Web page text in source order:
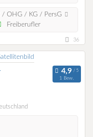
/ OHG / KG / PersG
Freiberufler
36
1 Bew.